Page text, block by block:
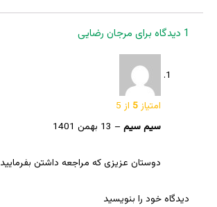
1 دیدگاه برای مرجان رضایی
امتیاز5 از 5
سیم سیم – 13 بهمن 1401
دوستان عزیزی که مراجعه داشتن بفرمایید
دیدگاه خود را بنویسید